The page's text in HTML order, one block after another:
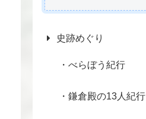
史跡めぐり
べらぼう紀行
鎌倉殿の13人紀行